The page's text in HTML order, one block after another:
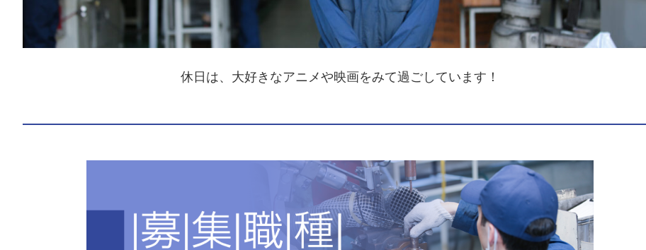
休日は、大好きなアニメや映画をみて過ごしています！